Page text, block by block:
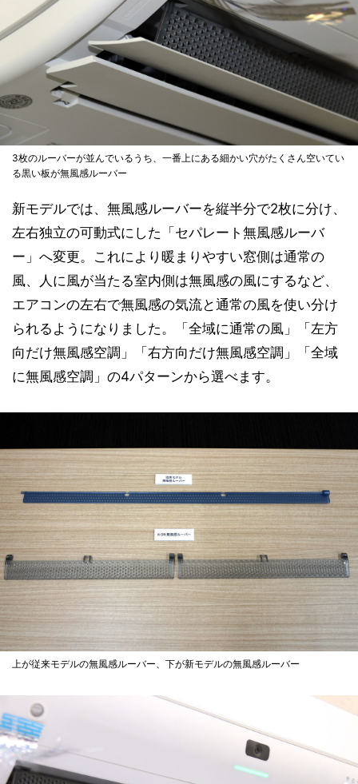
3枚のルーバーが並んでいるうち、一番上にある細かい穴がたくさん空いてい
る黒い板が無風感ルーバー
新モデルでは、無風感ルーバーを縦半分で2枚に分け、
左右独立の可動式にした「セパレート無風感ルーバ
ー」へ変更。これにより暖まりやすい窓側は通常の
風、人に風が当たる室内側は無風感の風にするなど、
エアコンの左右で無風感の気流と通常の風を使い分け
られるようになりました。「全域に通常の風」「左方
向だけ無風感空調」「右方向だけ無風感空調」「全域
に無風感空調」の4パターンから選べます。
上が従来モデルの無風感ルーバー、下が新モデルの無風感ルーバー